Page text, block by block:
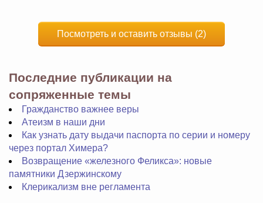
Посмотреть и оставить отзывы (2)
Последние публикации на
сопряженные темы
Гражданство важнее веры
Атеизм в наши дни
Как узнать дату выдачи паспорта по серии и номеру
через портал Химера?
Возвращение «железного Феликса»: новые
памятники Дзержинскому
Клерикализм вне регламента